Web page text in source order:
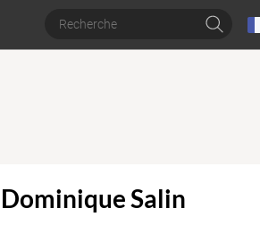
Dominique Salin